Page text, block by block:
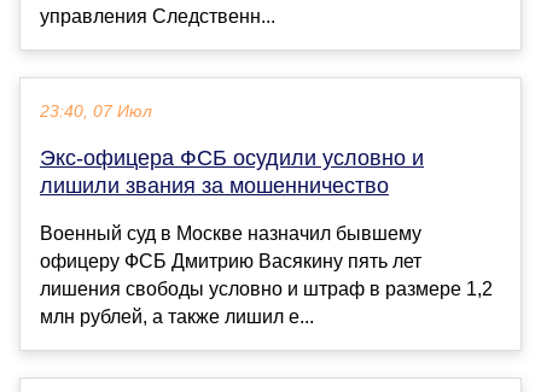
управления Следственн...
23:40, 07 Июл
Экс-офицера ФСБ осудили условно и
лишили звания за мошенничество
Военный суд в Москве назначил бывшему
офицеру ФСБ Дмитрию Васякину пять лет
лишения свободы условно и штраф в размере 1,2
млн рублей, а также лишил е...